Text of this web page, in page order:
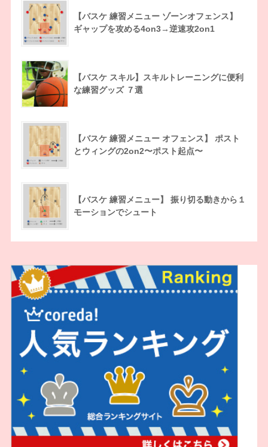
【バスケ 練習メニュー ゾーンオフェンス】
ギャップを攻める4on3→逆速攻2on1
【バスケ スキル】スキルトレーニングに便利
な練習グッズ ７選
【バスケ 練習メニュー オフェンス】 ポスト
とウィングの2on2〜ポスト起点〜
【バスケ 練習メニュー】 振り切る動きから１
モーションでシュート